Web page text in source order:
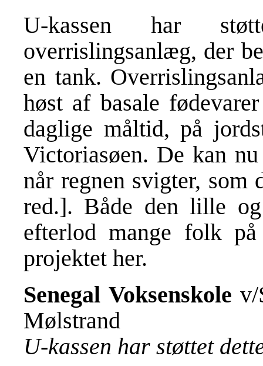
U-kassen har
overrislingsanlæg, der
en tank.
høst af basale
daglige måltid, på
Victoriasøen. De kan
når regnen svigter, som
red.]. Både den lille
efterlod mange folk
projektet her.
Senegal Voksenskole v/
Mølstrand
U-kassen har støttet